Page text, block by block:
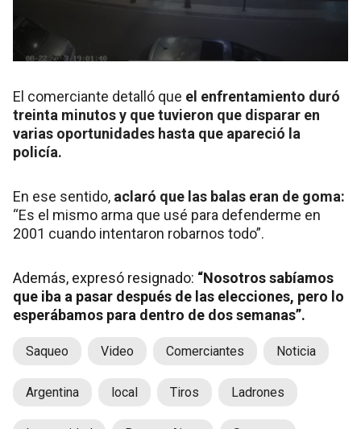
El comerciante detalló que el enfrentamiento duró
treinta minutos y que tuvieron que disparar en
varias oportunidades hasta que apareció la
policía.
En ese sentido, aclaró que las balas eran de goma:
“Es el mismo arma que usé para defenderme en
2001 cuando intentaron robarnos todo”.
Además, expresó resignado: “Nosotros sabíamos
que iba a pasar después de las elecciones, pero lo
esperábamos para dentro de dos semanas”.
Saqueo Video Comerciantes Noticia
Argentina local Tiros Ladrones